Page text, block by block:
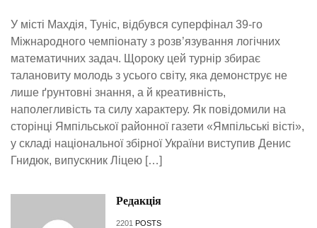
У місті Махдія, Туніс, відбувся суперфінал 39-го
Міжнародного чемпіонату з розв’язування логічних
математичних задач. Щороку цей турнір збирає
талановиту молодь з усього світу, яка демонструє не
лише ґрунтовні знання, а й креативність,
наполегливість та силу характеру. Як повідомили на
сторінці Ямпільської районної газети «Ямпільські вісті»,
у складі національної збірної України виступив Денис
Гнидюк, випускник Ліцею […]
Редакція
2201 POSTS